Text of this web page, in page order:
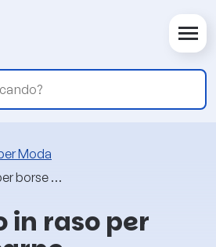
Moda
e scarpe
in raso per